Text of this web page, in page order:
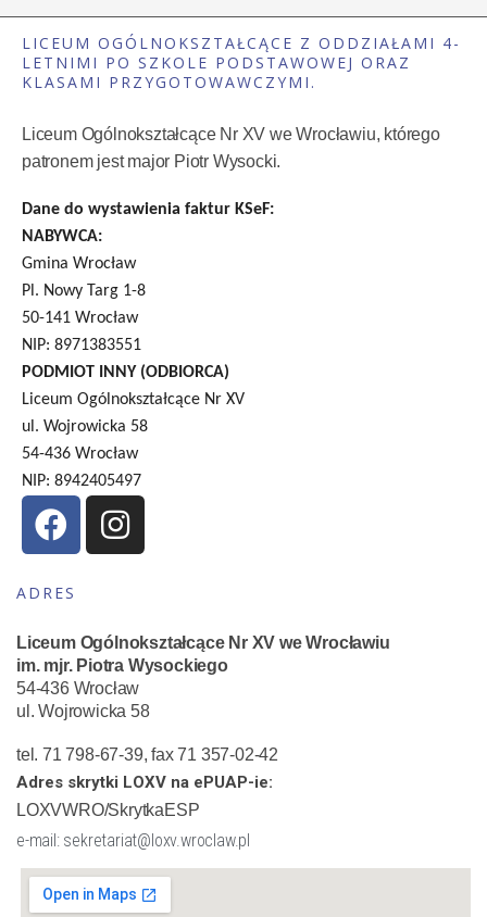
LICEUM OGÓLNOKSZTAŁCĄCE Z ODDZIAŁAMI 4-
LETNIMI PO SZKOLE PODSTAWOWEJ ORAZ
KLASAMI PRZYGOTOWAWCZYMI.
Liceum Ogólnokształcące Nr XV we Wrocławiu, którego
patronem jest major Piotr Wysocki.
Dane do wystawienia faktur KSeF:
NABYWCA:
Gmina Wrocław
Pl. Nowy Targ 1-8
50-141 Wrocław
NIP: 8971383551
PODMIOT INNY (ODBIORCA)
Liceum Ogólnokształcące Nr XV
ul. Wojrowicka 58
54-436 Wrocław
NIP: 8942405497
ADRES
Liceum Ogólnokształcące Nr XV we Wrocławiu
im. mjr. Piotra Wysockiego
54-436 Wrocław
ul. Wojrowicka 58
tel. 71 798-67-39, fax 71 357-02-42
Adres skrytki LOXV na ePUAP-ie:
LOXVWRO/SkrytkaESP
e-mail: sekretariat@loxv.wroclaw.pl